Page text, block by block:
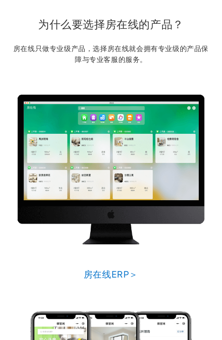
为什么要选择房在线的产品？
房在线只做专业级产品，选择房在线就会拥有专业级的产品保
障与专业客服的服务。
房在线ERP＞